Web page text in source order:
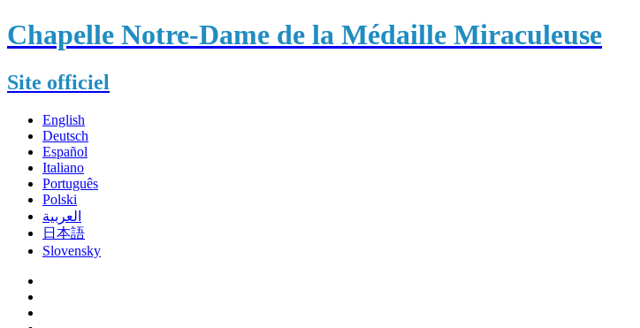
Chapelle Notre-Dame de la Médaille Miraculeuse
Site officiel
English
Deutsch
Español
Italiano
Português
Polski
العربية
日本語
Slovensky